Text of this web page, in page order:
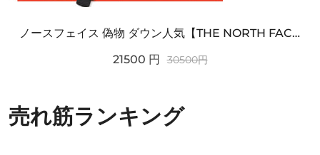
ノースフェイス 偽物 ダウン人気【THE NORTH FACE】M'S 7 SUMMIT HIM...
21500 円 30500円
売れ筋ランキング